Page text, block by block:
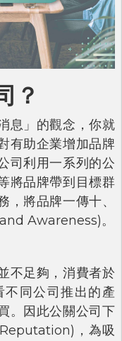
？
息」的觀念，你就
有助企業增加品牌
司利用一系列的公
將品牌帶到目標群
，將品牌一傳十、
Awareness)。
不足夠，消費者於
同公司推出的產
。因此公關公司下
，為吸